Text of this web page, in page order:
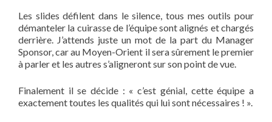
Les slides défilent dans le silence, tous mes outils pour
démanteler la cuirasse de l’équipe sont alignés et chargés
derrière. J’attends juste un mot de la part du Manager
Sponsor, car au Moyen-Orient il sera sûrement le premier
à parler et les autres s’aligneront sur son point de vue.
Finalement il se décide : « c’est génial, cette équipe a
exactement toutes les qualités qui lui sont nécessaires ! ».